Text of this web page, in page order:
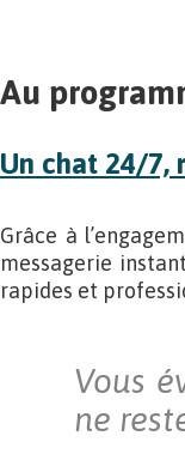
Au
Un chat 24/7,
Grâce à
messagerie
rapides et
Vous
ne